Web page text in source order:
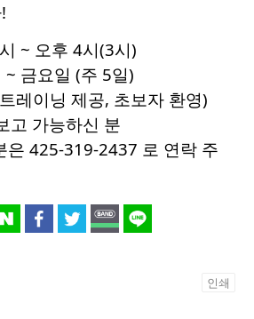
~ 오후 4시(3시)
금요일 (주 5일)
레이닝 제공, 초보자 환영)
고 가능하신 분
은 425-319-2437 로 연락 주
인쇄